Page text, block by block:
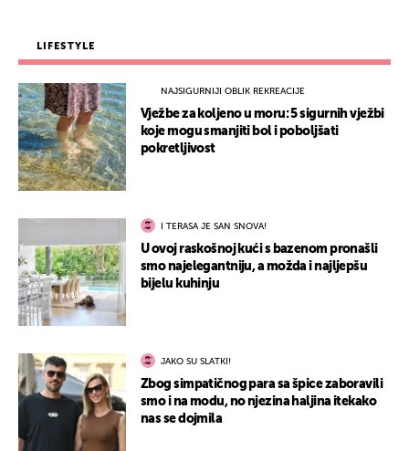
LIFESTYLE
NAJSIGURNIJI OBLIK REKREACIJE
Vježbe za koljeno u moru: 5 sigurnih vježbi
koje mogu smanjiti bol i poboljšati
pokretljivost
I TERASA JE SAN SNOVA!
U ovoj raskošnoj kući s bazenom pronašli
smo najelegantniju, a možda i najljepšu
bijelu kuhinju
JAKO SU SLATKI!
Zbog simpatičnog para sa špice zaboravili
smo i na modu, no njezina haljina itekako
nas se dojmila